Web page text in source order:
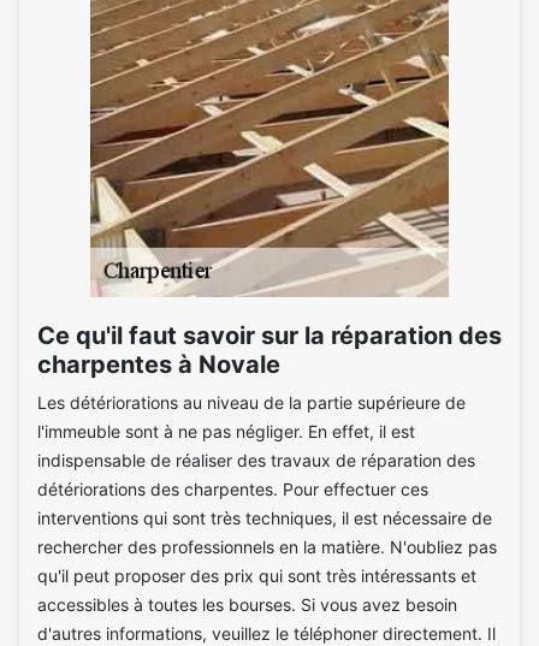
Ce qu'il faut savoir sur la réparation des
charpentes à Novale
Les détériorations au niveau de la partie supérieure de
l'immeuble sont à ne pas négliger. En effet, il est
indispensable de réaliser des travaux de réparation des
détériorations des charpentes. Pour effectuer ces
interventions qui sont très techniques, il est nécessaire de
rechercher des professionnels en la matière. N'oubliez pas
qu'il peut proposer des prix qui sont très intéressants et
accessibles à toutes les bourses. Si vous avez besoin
d'autres informations, veuillez le téléphoner directement. Il